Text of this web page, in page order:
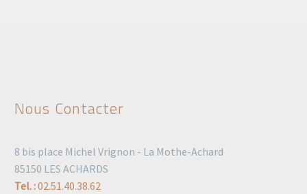
Nous Contacter
8 bis place Michel Vrignon - La Mothe-Achard
85150 LES ACHARDS
Tel. :02.51.40.38.62